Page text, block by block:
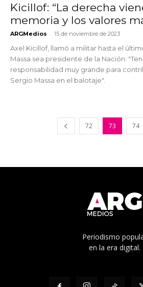
Kicillof: “La derecha
memoria y los valores
ARGMedios - 15 de noviembre de 2023
Axel Kicillof, llamó a militar hasta el
Massa sea presidente de la Nación:
responsabilidad muy grande para
Sergio Massa en el balotaje".
72 73 74
Periodismo
en la era digital.